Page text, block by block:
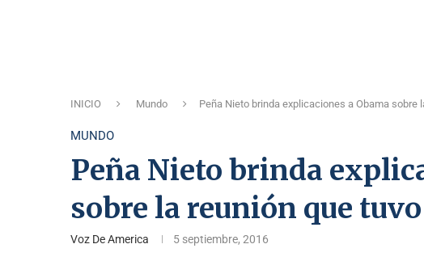
INICIO Mundo Peña Nieto brinda explicaciones a Obama sobre
MUNDO
Peña Nieto brinda
sobre la reunión que
Voz De America 5 septiembre, 2016